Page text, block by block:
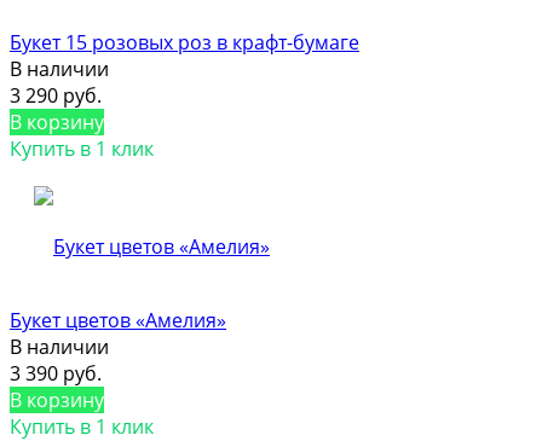
Букет 15 розовых роз в крафт-бумаге
В наличии
3 290 руб.
В корзину
Купить в 1 клик
Букет цветов «Амелия»
В наличии
3 390 руб.
В корзину
Купить в 1 клик